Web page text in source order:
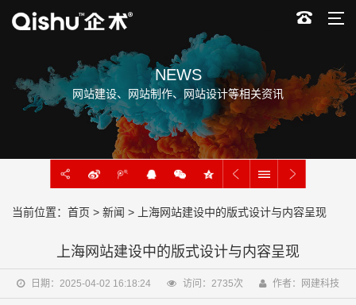
NEWS
网站建设、网站制作、网站设计等相关资讯
当前位置： 首页 > 新闻 > 上海网站建设中的版式设计与内容呈现
上海网站建设中的版式设计与内容呈现
日期：2025-04-02 16:18:24 访问： 2735次 作者：网建科技